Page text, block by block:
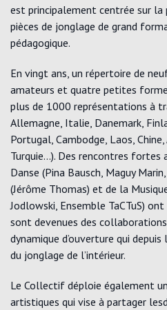
est principalement centrée sur
pièces de jonglage de grand
pédagogique.
En vingt ans, un répertoire de
amateurs et quatre petites
plus de 1000 représentations à
Allemagne, Italie, Danemark,
Portugal, Cambodge, Laos,
Turquie…). Des rencontres fortes
Danse (Pina Bausch, Maguy
(Jérôme Thomas) et de la
Jodlowski, Ensemble TaCTuS)
sont devenues des
dynamique d’ouverture qui
du jonglage de l’intérieur.
Le Collectif déploie également
artistiques qui vise à partager